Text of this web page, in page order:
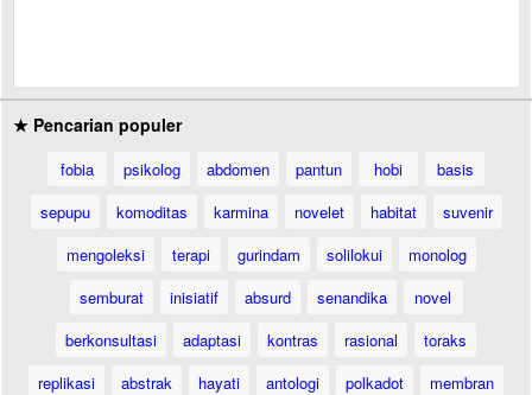
★ Pencarian populer
fobia psikolog abdomen pantun hobi
basis
sepupu
komoditas karmina novelet habitat
suvenir
mengoleksi
terapi gurindam solilokui
monolog
semburat
inisiatif absurd senandika
novel
berkonsultasi
adaptasi kontras rasional
toraks
replikasi
abstrak hayati antologi polkadot
membran